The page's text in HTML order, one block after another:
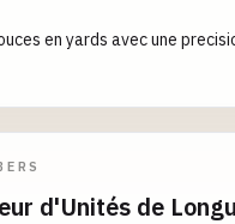
en yards avec une
d'Unités de